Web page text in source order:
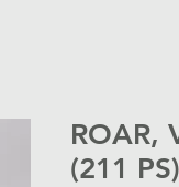
ROAR,
(211 PS)